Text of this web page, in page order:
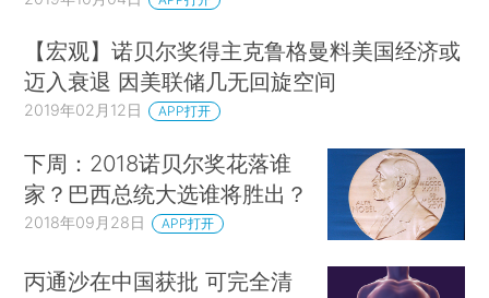
【宏观】诺贝尔奖得主克鲁格曼料美国经济或
迈入衰退 因美联储几无回旋空间
2019年02月12日 APP打开
下周：2018诺贝尔奖花落谁
家？巴西总统大选谁将胜出？
2018年09月28日 APP打开
丙通沙在中国获批 可完全清